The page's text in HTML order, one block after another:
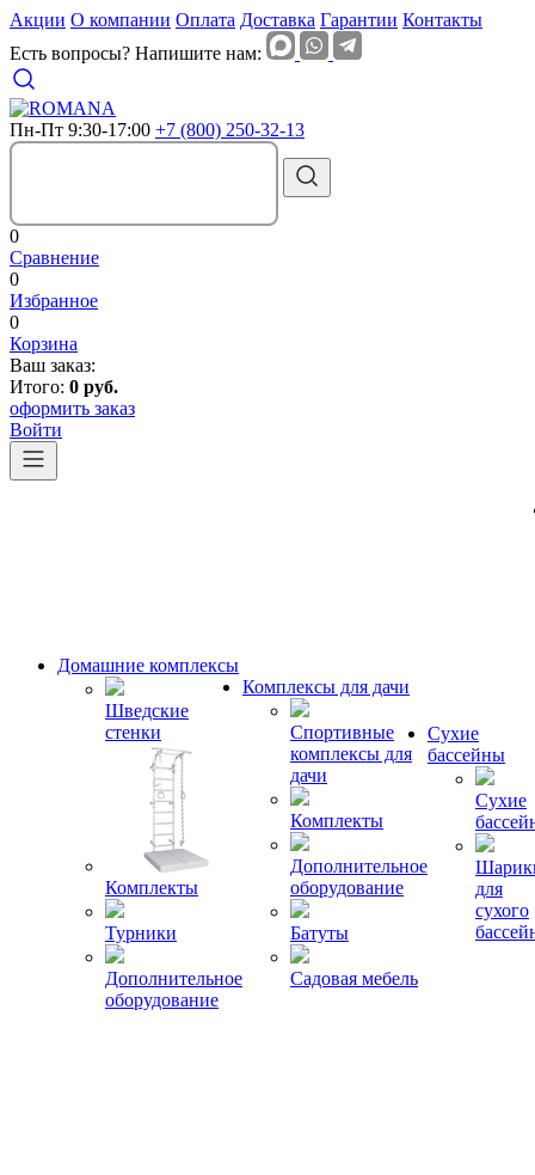
Акции О компании Оплата Доставка Гарантии Контакты
Есть вопросы? Напишите нам:
Пн-Пт 9:30-17:00 +7 (800) 250-32-13
0
Сравнение
0
Избранное
0
Корзина
Ваш заказ:
Итого: 0 руб.
оформить заказ
Войти
Домашние комплексы
Шведские
стенки
Комплекты
Турники
Дополнительное
оборудование
Комплексы для дачи
Спортивные
комплексы для
дачи
Комплекты
Дополнительное
оборудование
Батуты
Садовая мебель
Сухие
бассейны
Сухие
для
сухого